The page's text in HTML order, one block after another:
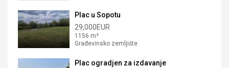
Plac u Sopotu
29,000EUR
1156 m²
Građevinsko zemljište
Plac ogradjen za izdavanje